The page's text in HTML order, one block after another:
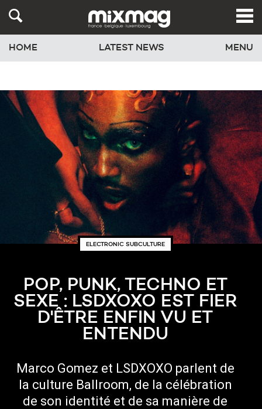
HOME LATEST NEWS MENU
ELECTRONIC SUBCULTURE
POP, PUNK, TECHNO ET
SEXE : LSDXOXO EST FIER
D'ÊTRE ENFIN VU ET
ENTENDU
Marco Gomez et LSDXOXO parlent de
la culture Ballroom, de la célébration
de son identité et de sa manière de